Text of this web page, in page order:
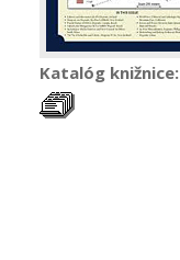
Katalóg knižnice: